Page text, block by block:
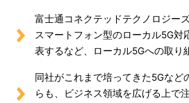
富士通コネクテッドテクノロジー
スマートフォン型のローカル5G対
表するなど、ローカル5Gへの取り
同社がこれまで培ってきた5Gなど
らも、ビジネス領域を広げる上で